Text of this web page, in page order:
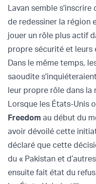
Lavan semble s'inscrire
de redessiner la région
jouer un rôle plus actif
propre sécurité et leurs
Dans le même temps,
saoudite
leur propre rôle dans la
Lorsque les États-Unis
Freedom au début du
avoir dévoilé cette
déclaré que cette
du « Pakistan et
ensuite fait état du